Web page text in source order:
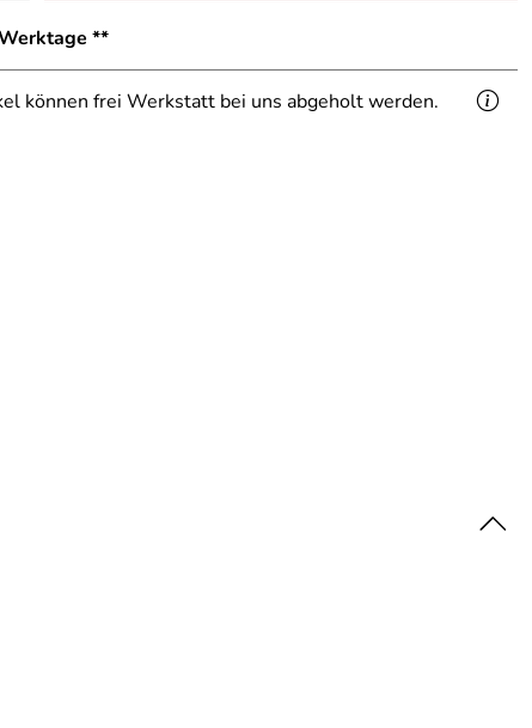
**
können frei Werkstatt bei uns abgeholt werden.